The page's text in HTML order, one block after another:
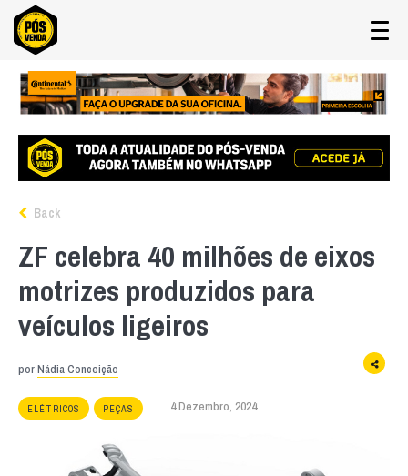
Back
ZF celebra 40 milhões de eixos
motrizes produzidos para
veículos ligeiros
porNádia Conceição
ELÉTRICOS PEÇAS 4 Dezembro, 2024